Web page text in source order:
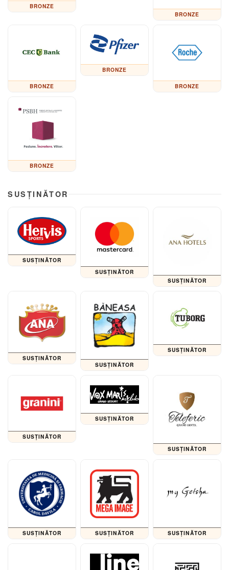
BRONZE
BRONZE
BRONZE
BRONZE
BRONZE
BRONZE
SUSȚINĂTOR
SUSȚINĂTOR
SUSȚINĂTOR
SUSȚINĂTOR
SUSȚINĂTOR
SUSȚINĂTOR
SUSȚINĂTOR
SUSȚINĂTOR
SUSȚINĂTOR
SUSȚINĂTOR
SUSȚINĂTOR SUSȚINĂTOR SUSȚINĂTOR